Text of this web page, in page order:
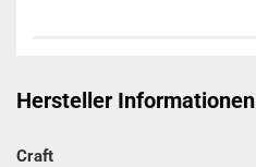
Hersteller Informationen
Craft